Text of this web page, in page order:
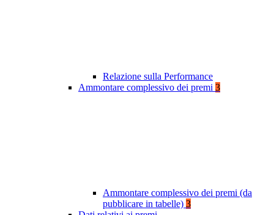
Relazione sulla Performance
Ammontare complessivo dei premi 3
Ammontare complessivo dei premi (da
pubblicare in tabelle) 3